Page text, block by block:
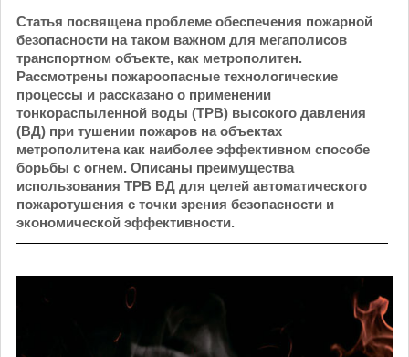
Статья посвящена проблеме обеспечения пожарной
безопасности на таком важном для мегаполисов
транспортном объекте, как метрополитен.
Рассмотрены пожароопасные технологические
процессы и рассказано о применении
тонкораспыленной воды (ТРВ) высокого давления
(ВД) при тушении пожаров на объектах
метрополитена как наиболее эффективном способе
борьбы с огнем. Описаны преимущества
использования ТРВ ВД для целей автоматического
пожаротушения с точки зрения безопасности и
экономической эффективности.